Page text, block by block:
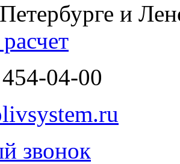
и
454-04-00
звонок